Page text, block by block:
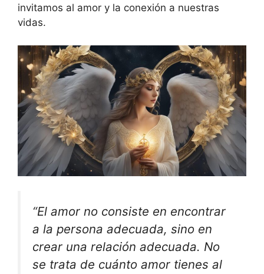
invitamos al amor y la conexión a nuestras
vidas.
“El amor no consiste en encontrar
a la persona adecuada, sino en
crear una relación adecuada. No
se trata de cuánto amor tienes al